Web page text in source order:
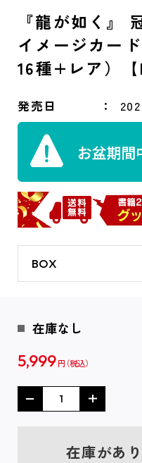
『龍が如く』
イメージカー
16種+レア）【
発売日
BOX
在庫なし
5,999 円
在庫があ